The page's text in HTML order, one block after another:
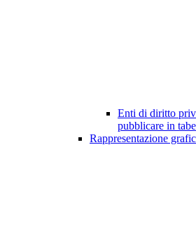
Enti di diritto
pubblicare in
Rappresentazione